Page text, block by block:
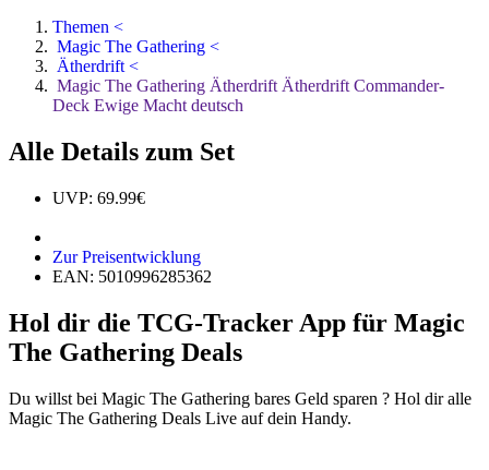
Themen <
Magic The Gathering <
Ätherdrift <
Magic The Gathering Ätherdrift Ätherdrift Commander-
Deck Ewige Macht deutsch
Alle Details zum Set
UVP: 69.99€
Zur Preisentwicklung
EAN: 5010996285362
Hol dir die TCG-Tracker App für Magic
The Gathering Deals
Du willst bei Magic The Gathering bares Geld sparen ? Hol dir alle
Magic The Gathering Deals Live auf dein Handy.